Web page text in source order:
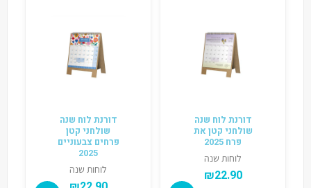
דורנת לוח שנה
שולחני קטן את
פרח 2025
לוחות שנה
₪22.90
דורנת לוח שנה
שולחני קטן
פרחים צבעוניים
2025
לוחות שנה